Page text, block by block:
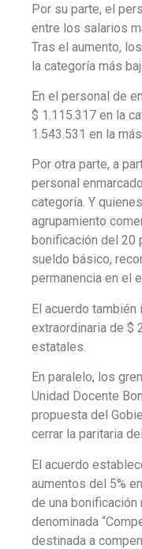
Por su parte, el
entre los salarios
Tras el aumento,
la categoría más
En el personal de
$ 1.115.317 en la
1.543.531 en la
Por otra parte, a
personal
categoría. Y
agrupamiento
bonificación del 20
sueldo básico,
permanencia en el
El acuerdo también
extraordinaria de $
estatales.
En paralelo, los
Unidad Docente
propuesta del
cerrar la paritaria
El acuerdo
aumentos del 5%
de una bonificación
denominada
destinada a